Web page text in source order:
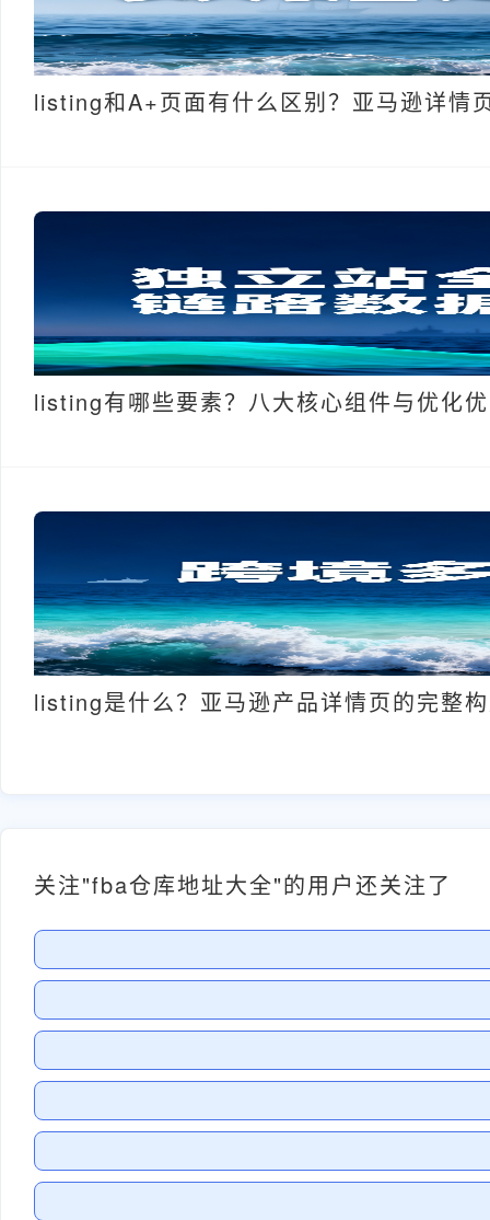
listing和A+页面有什么区别？亚马逊详情
listing有哪些要素？八大核心组件与优化
listing是什么？亚马逊产品详情页的完整
关注"fba仓库地址大全"的用户还关注了